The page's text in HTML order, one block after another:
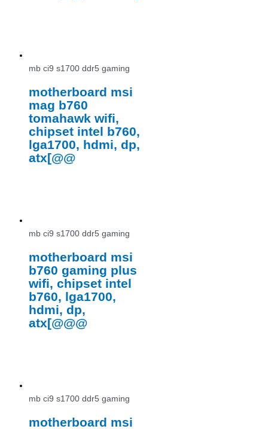
mb ci9 s1700 ddr5 gaming
motherboard msi
mag b760
tomahawk wifi,
chipset intel b760,
lga1700, hdmi, dp,
atx[@@
mb ci9 s1700 ddr5 gaming
motherboard msi
b760 gaming plus
wifi, chipset intel
b760, lga1700,
hdmi, dp,
atx[@@@
mb ci9 s1700 ddr5 gaming
motherboard msi